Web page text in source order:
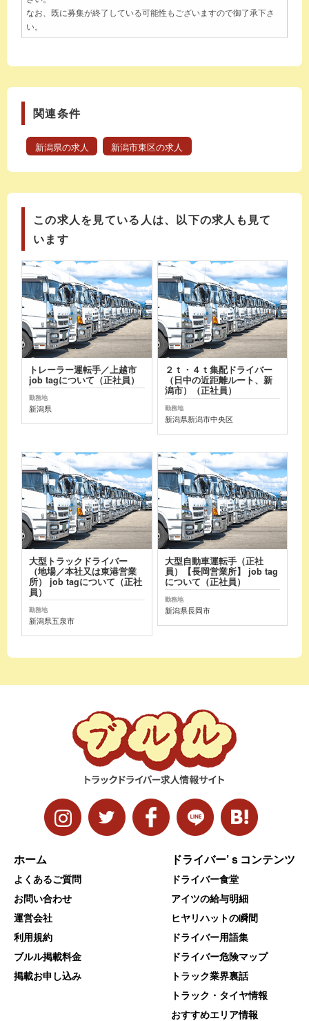
なお、既に募集が終了している可能性もございますので御了承下さ
い。
関連条件
新潟県の求人 新潟市東区の求人
この求人を見ている人は、以下の求人も見て
います
トレーラー運転手／上越市
job tagについて（正社員）
勤務地
新潟県
２ｔ・４ｔ集配ドライバー
（日中の近距離ルート、新
潟市）（正社員）
勤務地
新潟県新潟市中央区
大型トラックドライバー
（地場／本社又は東港営業
所） job tagについて（正社
員）
勤務地
新潟県五泉市
大型自動車運転手（正社
員）【長岡営業所】 job tag
について（正社員）
勤務地
新潟県長岡市
ホーム
よくあるご質問
お問い合わせ
運営会社
利用規約
ブルル掲載料金
掲載お申し込み
ドライバー’ｓコンテンツ
ドライバー食堂
アイツの給与明細
ヒヤリハットの瞬間
ドライバー用語集
ドライバー危険マップ
トラック業界裏話
トラック・タイヤ情報
おすすめエリア情報